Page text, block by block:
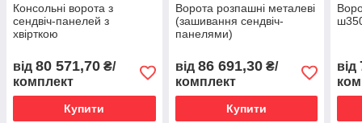
Консольні ворота з
сендвіч-панелей з
хвірткою
від 80 571,70 ₴/
комплект
Купити
Ворота розпашні металеві
(зашивання сендвіч-
панелями)
від 86 691,30₴/
комплект
Купити
від